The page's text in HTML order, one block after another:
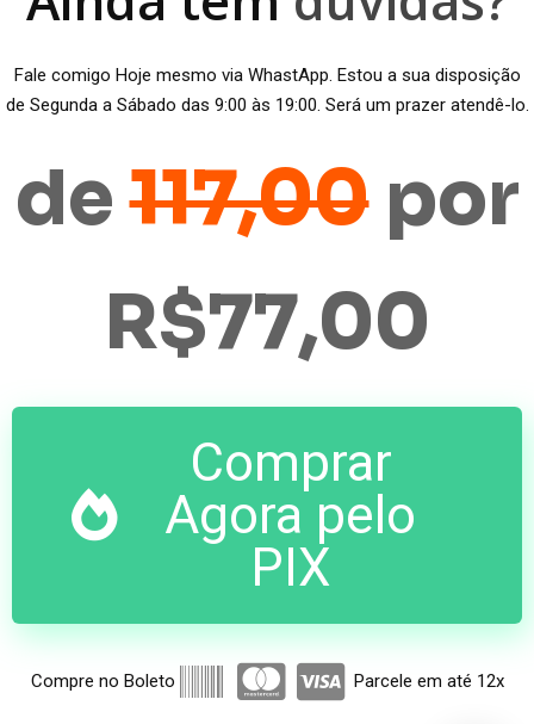
Fale comigo Hoje mesmo via WhastApp. Estou a sua disposição
de Segunda a Sábado das 9:00 às 19:00. Será um prazer atendê-lo.
de117,00por
R$77,00
Comprar
Agora pelo
PIX
Compre no Boleto Parcele em até 12x